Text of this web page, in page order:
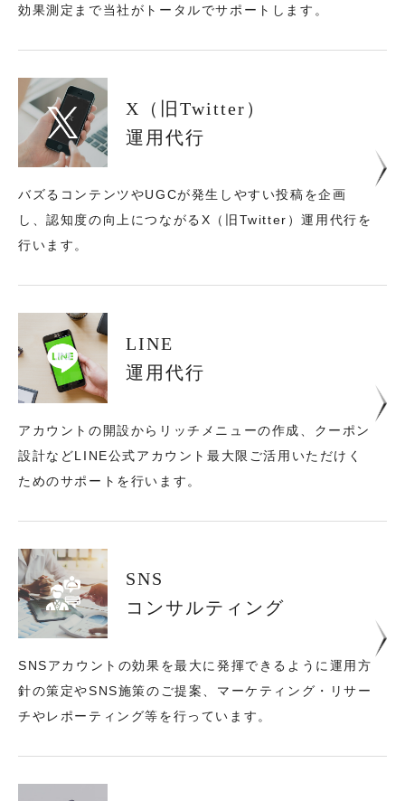
効果測定まで当社がトータルでサポートします。
X（旧Twitter）
運用代行
バズるコンテンツやUGCが発生しやすい投稿を企画
し、認知度の向上につながるX（旧Twitter）運用代行を
行います。
LINE
運用代行
アカウントの開設からリッチメニューの作成、 クーポン
設計などLINE公式アカウント最大限ご活用いただけく
ためのサポートを行います。
SNS
コンサルティング
SNSアカウントの効果を最大に発揮できるように運用方
針の策定やSNS施策のご提案、 マーケティング・リサー
チやレポーティング等を行っています。